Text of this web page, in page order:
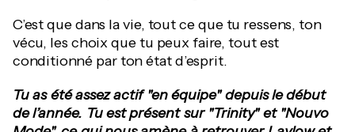
C’est que dans la vie, tout ce que tu ressens, ton
vécu, les choix que tu peux faire, tout est
conditionné par ton état d’esprit.
Tu as été assez actif "en équipe" depuis le début
de l’année. Tu est présent sur "Trinity" et "Nouvo